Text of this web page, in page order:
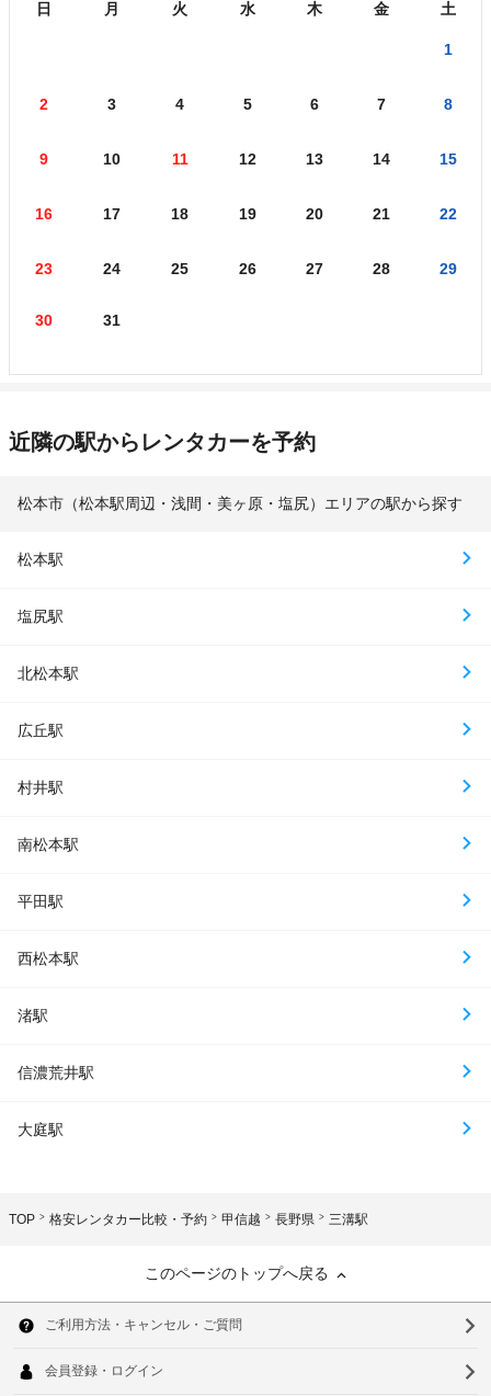
日 月 火 水 木 金 土
1
2 3 4 5 6 7 8
9 10 11 12 13 14 15
16 17 18 19 20 21 22
23 24 25 26 27 28 29
30 31
近隣の駅からレンタカーを予約
松本市（松本駅周辺・浅間・美ヶ原・塩尻）エリアの駅から探す
松本駅
塩尻駅
北松本駅
広丘駅
村井駅
南松本駅
平田駅
西松本駅
渚駅
信濃荒井駅
大庭駅
TOP 格安レンタカー比較・予約 甲信越 長野県 三溝駅
このページのトップへ戻る